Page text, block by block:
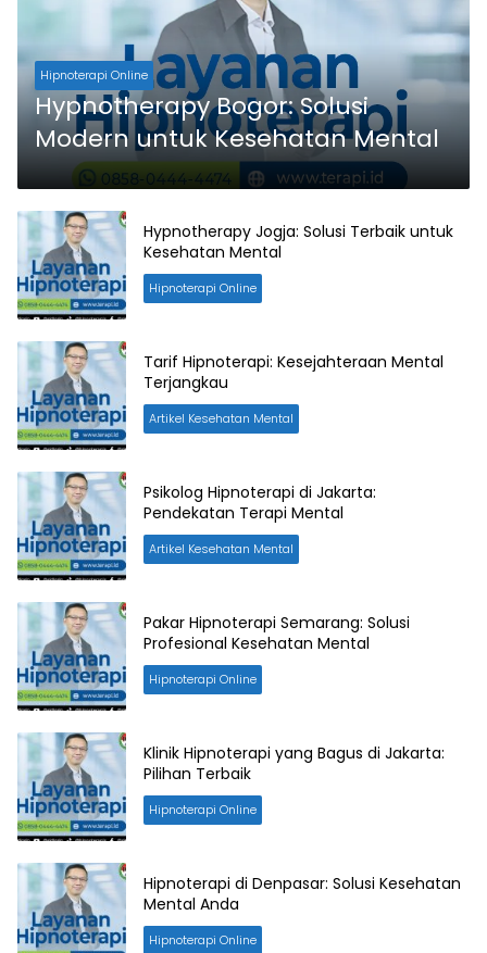
Hipnoterapi Online
Hypnotherapy Bogor: Solusi
Modern untuk Kesehatan Mental
Hypnotherapy Jogja: Solusi Terbaik untuk
Kesehatan Mental
Hipnoterapi Online
Tarif Hipnoterapi: Kesejahteraan Mental
Terjangkau
Artikel Kesehatan Mental
Psikolog Hipnoterapi di Jakarta:
Pendekatan Terapi Mental
Artikel Kesehatan Mental
Pakar Hipnoterapi Semarang: Solusi
Profesional Kesehatan Mental
Hipnoterapi Online
Klinik Hipnoterapi yang Bagus di Jakarta:
Pilihan Terbaik
Hipnoterapi Online
Hipnoterapi di Denpasar: Solusi Kesehatan
Mental Anda
Hipnoterapi Online